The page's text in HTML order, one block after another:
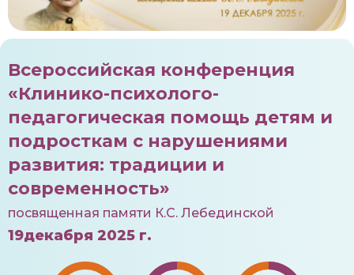
Всероссийская конференция
«Клинико-психолого-
педагогическая помощь детям и
подросткам с нарушениями
развития: традиции и
современность»
посвященная памяти К.С. Лебединской
19декабря 2025 г.